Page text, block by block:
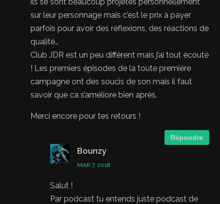
sur leur personnage mais c’est le prix à payer
parfois pour avoir des réflexions, des réactions de
qualité…
Club JDR est un peu différent mais j’ai tout écouté
! Les premiers épisodes de la toute première
campagne ont des soucis de son mais il faut
savoir que ca s’améliore bien après.
Merci encore pour tes retours !
Répondre
Bounzy
MAR 7, 2018
Salut !
Par podcast tu entends juste podcast de